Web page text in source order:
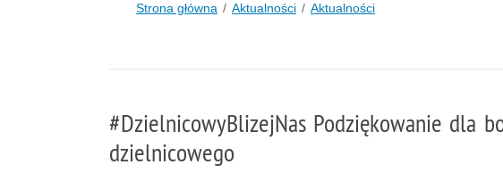
Strona główna Aktualności Aktualności
#DzielnicowyBlizejNas Podziękowanie dla
dzielnicowego